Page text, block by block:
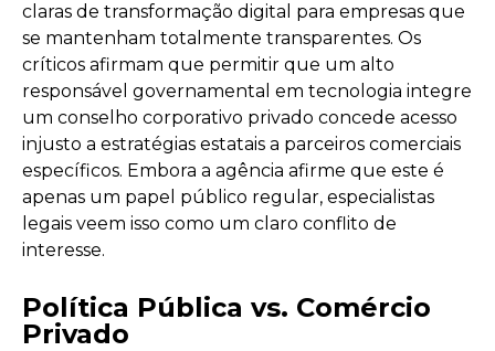
claras de transformação digital para empresas que
se mantenham totalmente transparentes. Os
críticos afirmam que permitir que um alto
responsável governamental em tecnologia integre
um conselho corporativo privado concede acesso
injusto a estratégias estatais a parceiros comerciais
específicos. Embora a agência afirme que este é
apenas um papel público regular, especialistas
legais veem isso como um claro conflito de
interesse.
Política Pública vs. Comércio
Privado